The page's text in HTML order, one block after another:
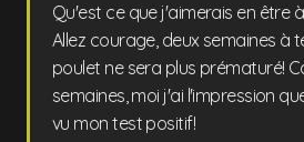
Qu'est ce que j'aimerais en être
Allez courage, deux semaines à
poulet ne sera plus prématuré!
semaines, moi j'ai l'impression
vu mon test positif!